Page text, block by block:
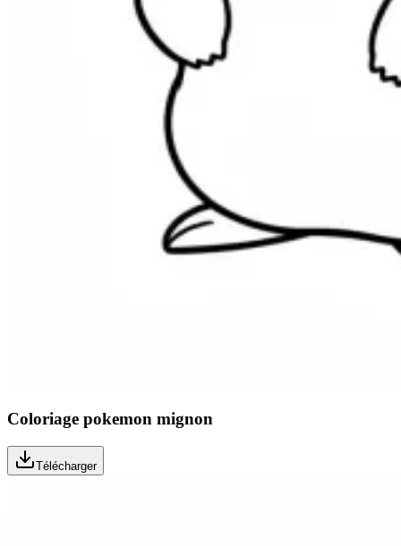
Coloriage pokemon mignon
Télécharger